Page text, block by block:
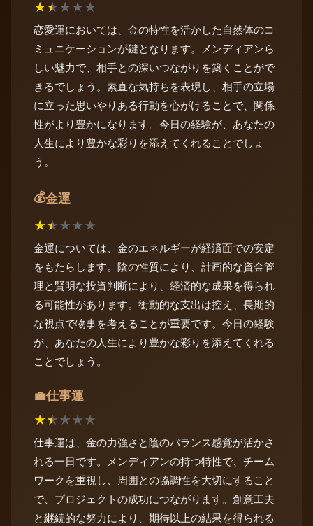
★★★★★
恋愛運においては、金の特性を活かした自然体のコ
ミュニケーションが鍵となります。メンディアンら
しい魅力で、相手との深いつながりを築くことがで
きるでしょう。素直な気持ちを表現し、相手の立場
に立った思いやりある行動を心がけることで、関係
性がより豊かになります。今日の経験が、あなたの
人生により豊かな彩りを添えてくれることでしょ
う。
💰金運
★★★★★
金運については、金のエネルギーが経済面での安定
をもたらします。陰の性質により、計画的な資金管
理と賢明な投資判断により、経済的な成果を得られ
る可能性があります。衝動的な支出は控え、長期的
な視点で物事を考えることが重要です。今日の経験
が、あなたの人生により豊かな彩りを添えてくれる
ことでしょう。
💼仕事運
★★★★★
仕事運は、金の力強さと陰のバランス感覚が活かさ
れる一日です。メンディアンの持つ特性で、チーム
ワークを重視し、周囲との協調性を大切にすること
で、プロジェクトの成功につながります。創意工夫
と継続的な努力により、期待以上の結果を得られる